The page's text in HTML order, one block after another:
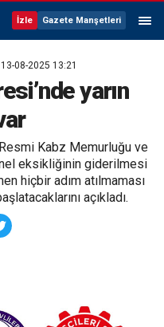
İzle Gazete Manşetleri
13-08-2025 13:21
yarın
Kabz Memurluğu ve
eksikliğinin giderilmesi
hiçbir adım atılmaması
açıkladı.